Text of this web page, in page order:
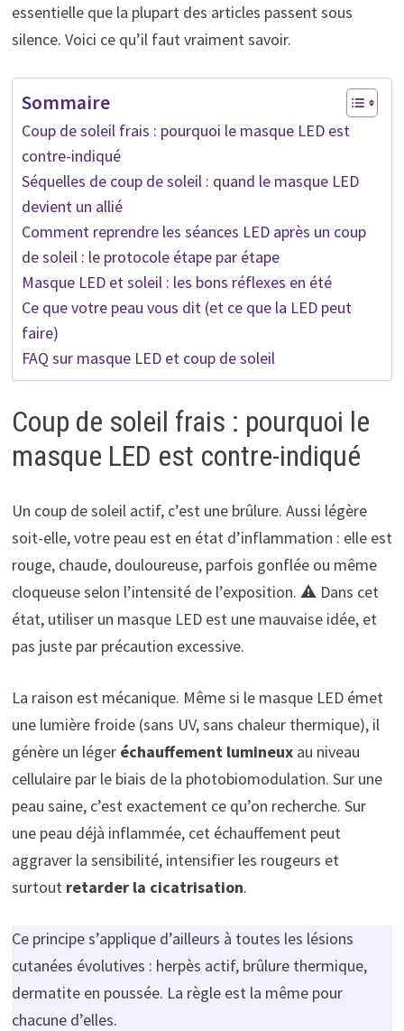
essentielle que la plupart des articles passent sous
silence. Voici ce qu’il faut vraiment savoir.
Sommaire
Coup de soleil frais : pourquoi le masque LED est
contre-indiqué
Séquelles de coup de soleil : quand le masque LED
devient un allié
Comment reprendre les séances LED après un coup
de soleil : le protocole étape par étape
Masque LED et soleil : les bons réflexes en été
Ce que votre peau vous dit (et ce que la LED peut
faire)
FAQ sur masque LED et coup de soleil
Coup de soleil frais : pourquoi le
masque LED est contre-indiqué
Un coup de soleil actif, c’est une brûlure. Aussi légère
soit-elle, votre peau est en état d’inflammation : elle est
rouge, chaude, douloureuse, parfois gonflée ou même
cloqueuse selon l’intensité de l’exposition. ⚠️ Dans cet
état, utiliser un masque LED est une mauvaise idée, et
pas juste par précaution excessive.
La raison est mécanique. Même si le masque LED émet
une lumière froide (sans UV, sans chaleur thermique), il
génère un léger échauffement lumineuxau niveau
cellulaire par le biais de la photobiomodulation. Sur une
peau saine, c’est exactement ce qu’on recherche. Sur
une peau déjà inflammée, cet échauffement peut
aggraver la sensibilité, intensifier les rougeurs et
surtout retarder la cicatrisation.
Ce principe s’applique d’ailleurs à toutes les lésions
cutanées évolutives : herpès actif, brûlure thermique,
dermatite en poussée. La règle est la même pour
chacune d’elles.